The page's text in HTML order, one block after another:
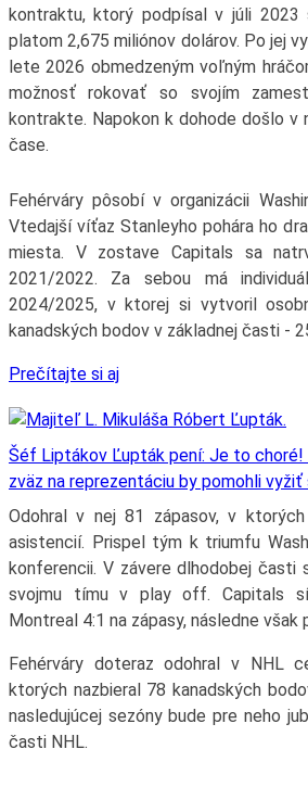
kontraktu, ktorý podpísal v júli 2023
platom 2,675 miliónov dolárov. Po jej
lete 2026 obmedzeným voľným
možnosť rokovať so svojím
kontrakte. Napokon k dohode došlo v
čase.
Fehérváry pôsobí v organizácii
Vtedajší víťaz Stanleyho pohára ho
miesta. V zostave Capitals sa
2021/2022. Za sebou má
2024/2025, v ktorej si vytvoril
kanadských bodov v základnej časti -
Prečítajte si aj
Šéf Liptákov Ľupták pení: Je to choré!
zväz na reprezentáciu by pomohli
Odohral v nej 81 zápasov, v
asistencií. Prispel tým k triumfu
konferencii. V závere dlhodobej časti
svojmu tímu v play off. Capitals
Montreal 4:1 na zápasy, následne však
Fehérváry doteraz odohral v NHL
ktorých nazbieral 78 kanadských
nasledujúcej sezóny bude pre neho
časti NHL.